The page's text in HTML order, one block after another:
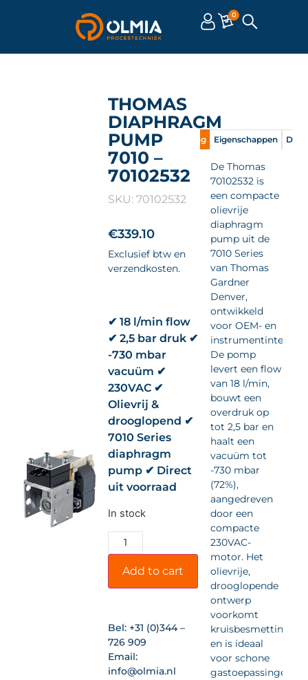
0
THOMAS
DIAPHRAGM
PUMP
7010 –
70102532
SKU: 70102532
€339.10
Exclusief btw en
verzendkosten.
✔ 18 l/min flow
✔ 2,5 bar druk ✔
-730 mbar
vacuüm ✔
230VAC ✔
Olievrij &
drooglopend ✔
7010 Series
diaphragm
pump ✔ Direct
uit voorraad
In stock
Add to cart
Bel: +31 (0)344 –
726 909
Email:
info@olmia.nl
Omschrijving Eigenschappen
De Thomas
70102532 is
een compacte
olievrije
diaphragm
pump uit de
7010 Series
van Thomas
Gardner
Denver,
ontwikkeld
voor OEM- en
De pomp
levert een flow
van 18 l/min,
bouwt een
overdruk op
tot 2,5 bar en
haalt een
vacuüm tot
-730 mbar
(72%),
aangedreven
door een
compacte
230VAC-
motor. Het
olievrije,
drooglopende
ontwerp
voorkomt
kruisbesmetting
en is ideaal
voor schone
gastoepassingen